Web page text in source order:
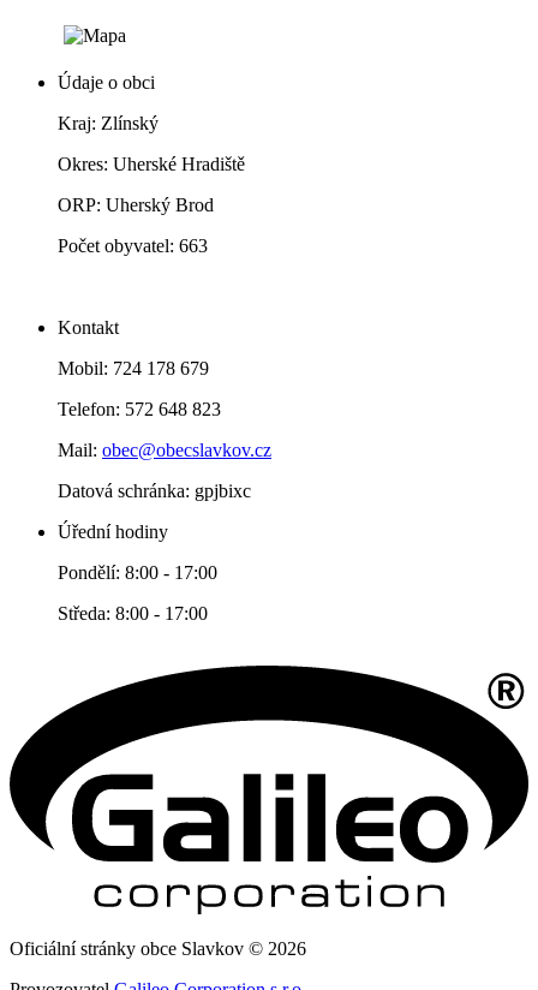
Údaje o obci
Kraj: Zlínský
Okres: Uherské Hradiště
ORP: Uherský Brod
Počet obyvatel: 663
Kontakt
Mobil: 724 178 679
Telefon: 572 648 823
Mail: obec@obecslavkov.cz
Datová schránka: gpjbixc
Úřední hodiny
Pondělí: 8:00 - 17:00
Středa: 8:00 - 17:00
Oficiální stránky obce Slavkov © 2026